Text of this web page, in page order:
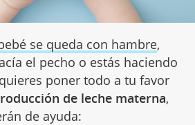
se queda con hambre,
el pecho o estás haciendo
poner todo a tu favor
de leche materna,
de ayuda: